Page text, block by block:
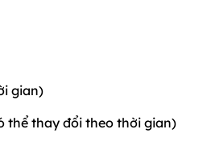
gian)
thể thay đổi theo thời gian)